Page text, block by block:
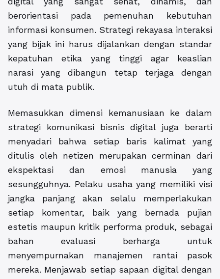
berorientasi pada pemenuhan kebutuhan
informasi konsumen. Strategi rekayasa interaksi
yang bijak ini harus dijalankan dengan standar
kepatuhan etika yang tinggi agar keaslian
narasi yang dibangun tetap terjaga dengan
utuh di mata publik.
Memasukkan dimensi kemanusiaan ke dalam
strategi komunikasi bisnis digital juga berarti
menyadari bahwa setiap baris kalimat yang
ditulis oleh netizen merupakan cerminan dari
ekspektasi dan emosi manusia yang
sesungguhnya. Pelaku usaha yang memiliki visi
jangka panjang akan selalu memperlakukan
setiap komentar, baik yang bernada pujian
estetis maupun kritik performa produk, sebagai
bahan evaluasi berharga untuk
menyempurnakan manajemen rantai pasok
mereka. Menjawab setiap sapaan digital dengan